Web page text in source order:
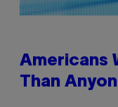
Americans
Than